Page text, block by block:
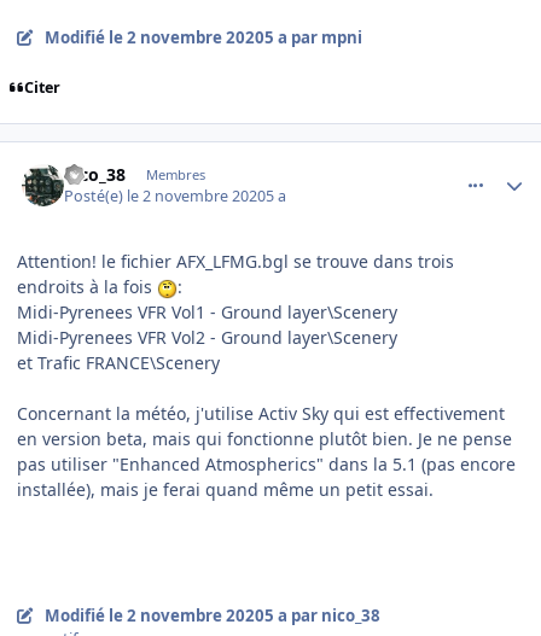
Modifié le 2 novembre 20205 a par mpni
Citer
nico_38 Membres
Posté(e) le 2 novembre 20205 a
Attention! le fichier AFX_LFMG.bgl se trouve dans trois
endroits à la fois
:
Midi-Pyrenees VFR Vol1 - Ground layer\Scenery
Midi-Pyrenees VFR Vol2 - Ground layer\Scenery
et Trafic FRANCE\Scenery
Concernant la météo, j'utilise Activ Sky qui est effectivement
en version beta, mais qui fonctionne plutôt bien. Je ne pense
pas utiliser "Enhanced Atmospherics" dans la 5.1 (pas encore
installée), mais je ferai quand même un petit essai.
Modifié le 2 novembre 20205 a par nico_38